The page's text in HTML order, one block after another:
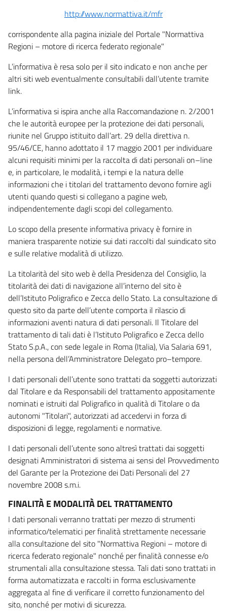
http://www.normattiva.it/mfr
corrispondente alla pagina iniziale del Portale "Normattiva
Regioni – motore di ricerca federato regionale"
L’informativa è resa solo per il sito indicato e non anche per
altri siti web eventualmente consultabili dall’utente tramite
link.
L’informativa si ispira anche alla Raccomandazione n. 2/2001
che le autorità europee per la protezione dei dati personali,
riunite nel Gruppo istituito dall’art. 29 della direttiva n.
95/46/CE, hanno adottato il 17 maggio 2001 per individuare
alcuni requisiti minimi per la raccolta di dati personali on–line
e, in particolare, le modalità, i tempi e la natura delle
informazioni che i titolari del trattamento devono fornire agli
utenti quando questi si collegano a pagine web,
indipendentemente dagli scopi del collegamento.
Lo scopo della presente informativa privacy è fornire in
maniera trasparente notizie sui dati raccolti dal suindicato sito
e sulle relative modalità di utilizzo.
La titolarità del sito web è della Presidenza del Consiglio, la
titolarità dei dati di navigazione all’interno del sito è
dell’Istituto Poligrafico e Zecca dello Stato. La consultazione di
questo sito da parte dell’utente comporta il rilascio di
informazioni aventi natura di dati personali. Il Titolare del
trattamento di tali dati è l’Istituto Poligrafico e Zecca dello
Stato S.p.A., con sede legale in Roma (Italia), Via Salaria 691,
nella persona dell’Amministratore Delegato pro–tempore.
I dati personali dell’utente sono trattati da soggetti autorizzati
dal Titolare e da Responsabili del trattamento appositamente
nominati e istruiti dal Poligrafico in qualità di Titolare o da
autonomi "Titolari", autorizzati ad accedervi in forza di
disposizioni di legge, regolamenti e normative.
I dati personali dell’utente sono altresì trattati dai soggetti
designati Amministratori di sistema ai sensi del Provvedimento
del Garante per la Protezione dei Dati Personali del 27
novembre 2008 s.m.i.
FINALITÀ E MODALITÀ DEL TRATTAMENTO
I dati personali verranno trattati per mezzo di strumenti
informatico/telematici per finalità strettamente necessarie
alla consultazione del sito "Normattiva Regioni – motore di
ricerca federato regionale" nonché per finalità connesse e/o
strumentali alla consultazione stessa. Tali dati sono trattati in
forma automatizzata e raccolti in forma esclusivamente
aggregata al fine di verificare il corretto funzionamento del
sito, nonché per motivi di sicurezza.